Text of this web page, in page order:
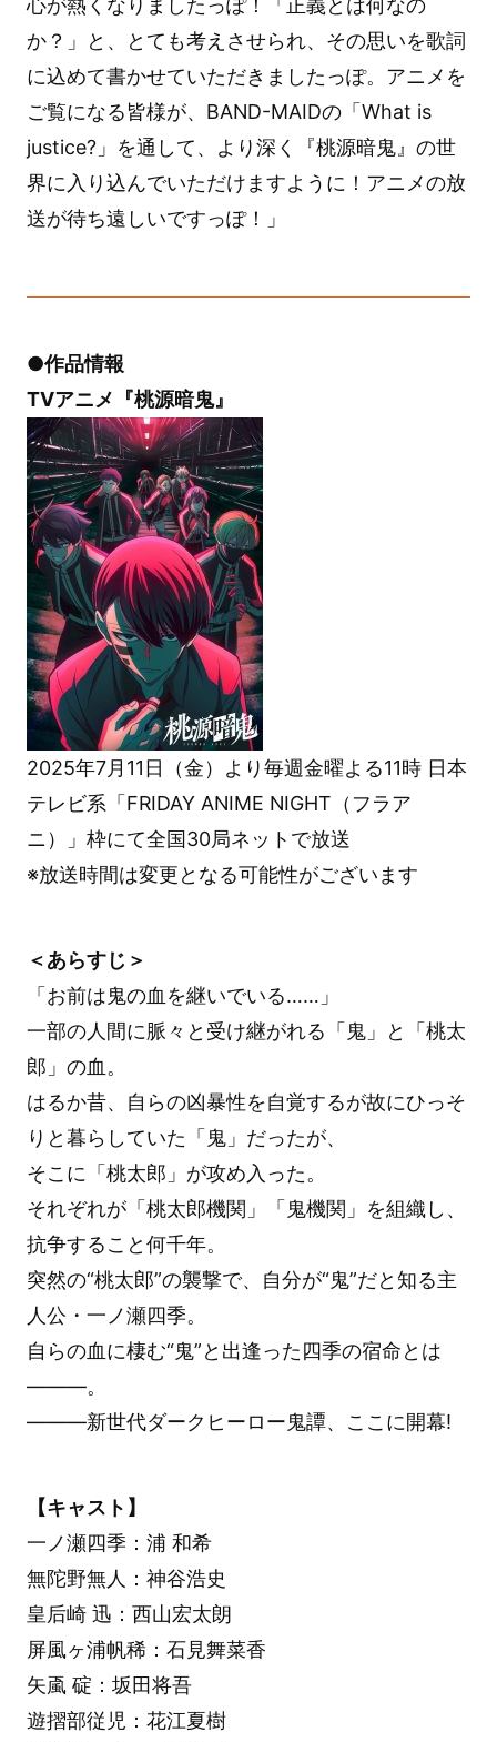
心が熱くなりましたっぽ！「正義とは何なの
か？」と、とても考えさせられ、その思いを歌詞
に込めて書かせていただきましたっぽ。アニメを
ご覧になる皆様が、BAND-MAIDの「What is
justice?」を通して、より深く『桃源暗鬼』の世
界に入り込んでいただけますように！アニメの放
送が待ち遠しいですっぽ！」
●作品情報
TVアニメ『桃源暗鬼』
2025年7月11日（金）より毎週金曜よる11時 日本
テレビ系「FRIDAY ANIME NIGHT（フラア
ニ）」枠にて全国30局ネットで放送
※放送時間は変更となる可能性がございます
＜あらすじ＞
「お前は鬼の血を継いでいる……」
一部の人間に脈々と受け継がれる「鬼」と「桃太
郎」の血。
はるか昔、自らの凶暴性を自覚するが故にひっそ
りと暮らしていた「鬼」だったが、
そこに「桃太郎」が攻め入った。
それぞれが「桃太郎機関」「鬼機関」を組織し、
抗争すること何千年。
突然の“桃太郎”の襲撃で、自分が“鬼”だと知る主
人公・一ノ瀬四季。
自らの血に棲む“鬼”と出逢った四季の宿命とは
———。
———新世代ダークヒーロー鬼譚、ここに開幕!
【キャスト】
一ノ瀬四季：浦 和希
無陀野無人：神谷浩史
皇后崎 迅：西山宏太朗
屏風ヶ浦帆稀：石見舞菜香
矢颪 碇：坂田将吾
遊摺部従児：花江夏樹